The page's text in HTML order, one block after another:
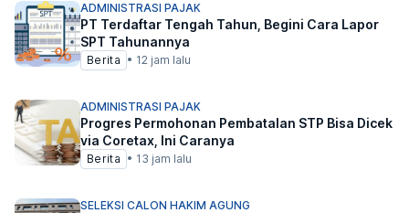
ADMINISTRASI PAJAK
PT Terdaftar Tengah Tahun, Begini Cara Lapor
SPT Tahunannya
Berita • 12 jam lalu
ADMINISTRASI PAJAK
Progres Permohonan Pembatalan STP Bisa Dicek
via Coretax, Ini Caranya
Berita • 13 jam lalu
SELEKSI CALON HAKIM AGUNG